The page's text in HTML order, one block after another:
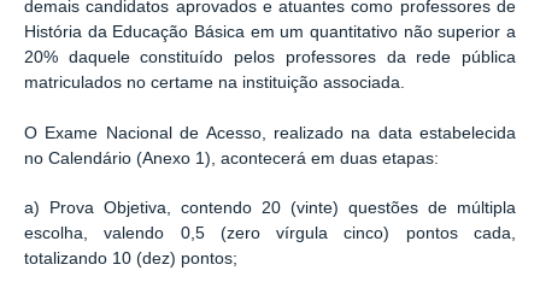
demais candidatos aprovados e atuantes como professores de
História da Educação Básica em um quantitativo não superior a
20% daquele constituído pelos professores da rede pública
matriculados no certame na instituição associada.
O Exame Nacional de Acesso, realizado na data estabelecida
no Calendário (Anexo 1), acontecerá em duas etapas:
a) Prova Objetiva, contendo 20 (vinte) questões de múltipla
escolha, valendo 0,5 (zero vírgula cinco) pontos cada,
totalizando 10 (dez) pontos;